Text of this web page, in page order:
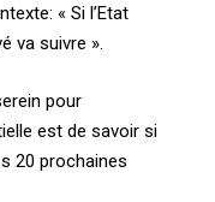
« Si l’Etat
va suivre ».
pour
est de savoir si
20 prochaines